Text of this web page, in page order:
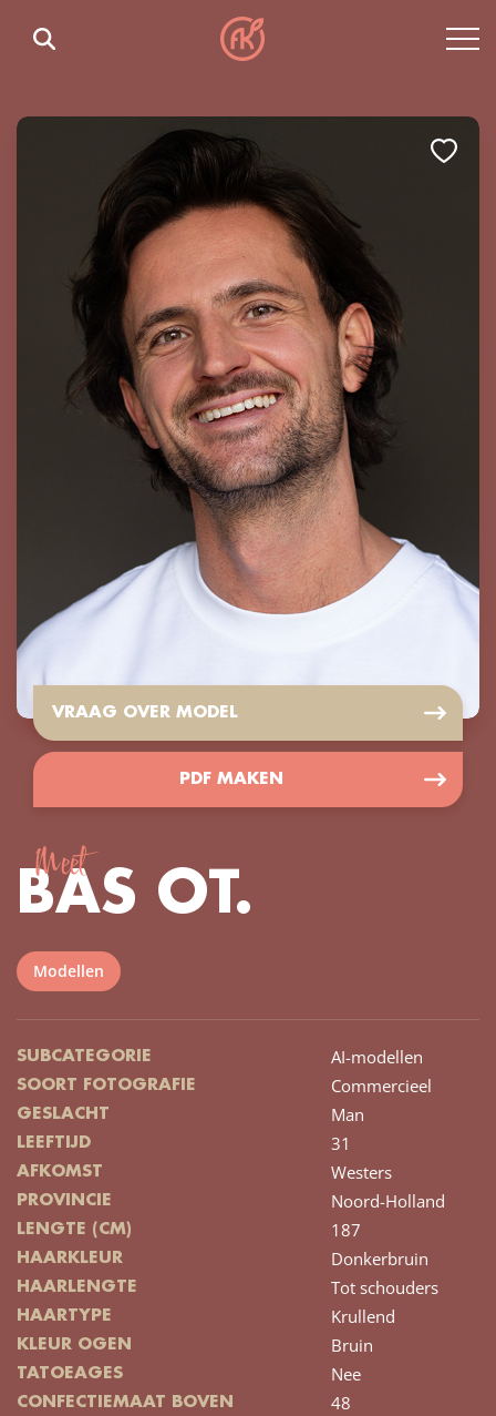
VRAAG OVER MODEL
PDF MAKEN
Meet
BAS OT.
Modellen
SUBCATEGORIE AI-modellen
SOORT FOTOGRAFIE Commercieel
GESLACHT Man
LEEFTIJD 31
AFKOMST Westers
PROVINCIE Noord-Holland
LENGTE (CM) 187
HAARKLEUR Donkerbruin
HAARLENGTE Tot schouders
HAARTYPE Krullend
KLEUR OGEN Bruin
TATOEAGES Nee
CONFECTIEMAAT BOVEN 48